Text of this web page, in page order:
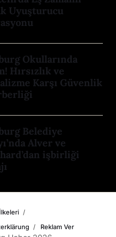
Uyuşturucu
Okullarında
Hırsızlık ve
Karşı Güvenlik
Belediye
Alver ve
işbirliği
Reklam Ver